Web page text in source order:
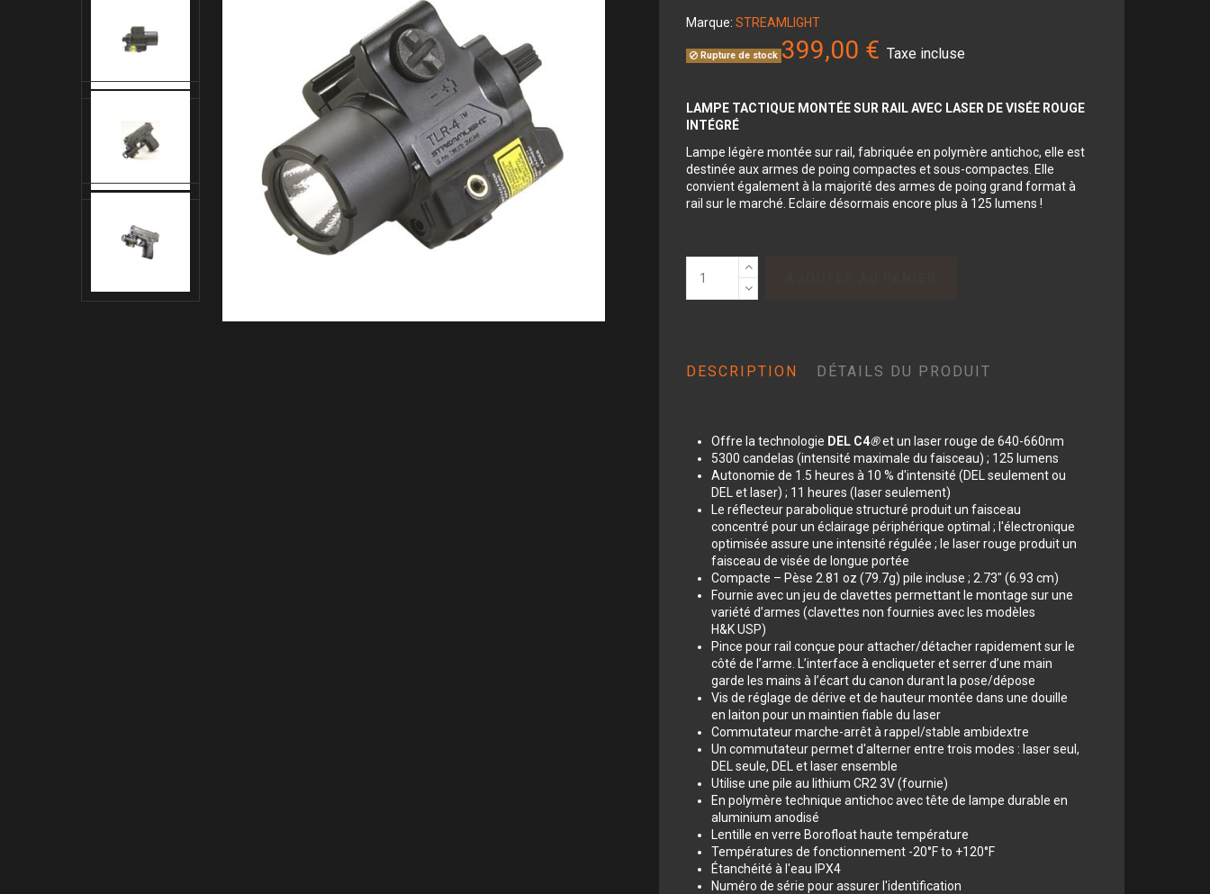
Marque: STREAMLIGHT
Rupture de stock 399,00 € Taxe incluse
LAMPE TACTIQUE MONTÉE SUR RAIL AVEC LASER DE VISÉE ROUGE
INTÉGRÉ
Lampe légère montée sur rail, fabriquée en polymère antichoc, elle est
destinée aux armes de poing compactes et sous-compactes. Elle
convient également à la majorité des armes de poing grand format à
rail sur le marché. Eclaire désormais encore plus à 125 lumens !
DESCRIPTION DÉTAILS DU PRODUIT
Offre la technologie DEL C4®et un laser rouge de 640-660nm
5300 candelas (intensité maximale du faisceau) ; 125 lumens
Autonomie de 1.5 heures à 10 % d'intensité (DEL seulement ou
DEL et laser) ; 11 heures (laser seulement)
Le réflecteur parabolique structuré produit un faisceau
concentré pour un éclairage périphérique optimal ; l'électronique
optimisée assure une intensité régulée ; le laser rouge produit un
faisceau de visée de longue portée
Compacte – Pèse 2.81 oz (79.7g) pile incluse ; 2.73" (6.93 cm)
Fournie avec un jeu de clavettes permettant le montage sur une
variété d’armes (clavettes non fournies avec les modèles
H&K USP)
Pince pour rail conçue pour attacher/détacher rapidement sur le
côté de l’arme. L’interface à encliqueter et serrer d’une main
garde les mains à l’écart du canon durant la pose/dépose
Vis de réglage de dérive et de hauteur montée dans une douille
en laiton pour un maintien fiable du laser
Commutateur marche-arrêt à rappel/stable ambidextre
Un commutateur permet d'alterner entre trois modes : laser seul,
DEL seule, DEL et laser ensemble
Utilise une pile au lithium CR2 3V (fournie)
En polymère technique antichoc avec tête de lampe durable en
aluminium anodisé
Lentille en verre Borofloat haute température
Températures de fonctionnement -20°F to +120°F
Étanchéité à l'eau IPX4
Numéro de série pour assurer l'identification